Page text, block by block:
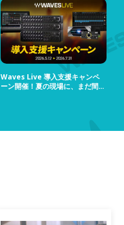
Waves Live 導入支援キャンペ
ーン開催！夏の現場に、まだ間に